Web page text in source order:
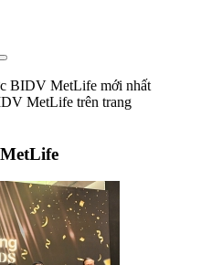
BIDV MetLife mới nhất
MetLife trên trang